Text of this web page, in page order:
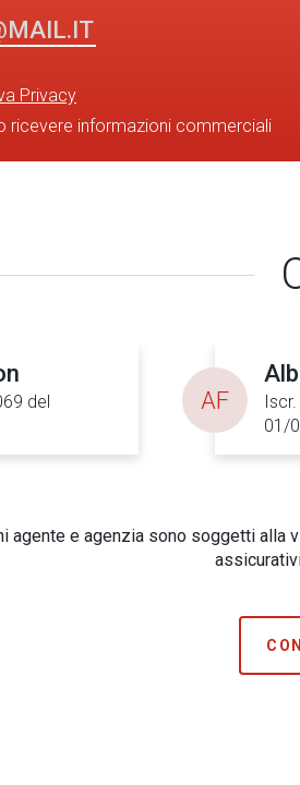
Privacy
ricevere informazioni commerciali
del
01/
AF
agente e agenzia sono soggetti alla